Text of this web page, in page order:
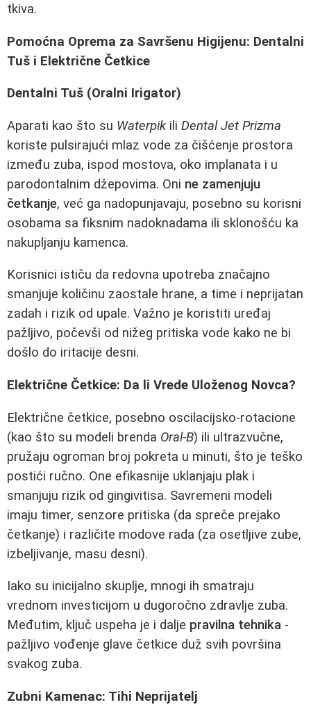
tkiva.
Pomoćna Oprema za Savršenu Higijenu: Dentalni
Tuš i Električne Četkice
Dentalni Tuš (Oralni Irigator)
Aparati kao što su Waterpikili Dental Jet Prizma
koriste pulsirajući mlaz vode za čišćenje prostora
između zuba, ispod mostova, oko implanata i u
parodontalnim džepovima. Oni ne zamenjuju
četkanje, već ga nadopunjavaju, posebno su korisni
osobama sa fiksnim nadoknadama ili sklonošću ka
nakupljanju kamenca.
Korisnici ističu da redovna upotreba značajno
smanjuje količinu zaostale hrane, a time i neprijatan
zadah i rizik od upale. Važno je koristiti uređaj
pažljivo, počevši od nižeg pritiska vode kako ne bi
došlo do iritacije desni.
Električne Četkice: Da li Vrede Uloženog Novca?
Električne četkice, posebno oscilacijsko-rotacione
(kao što su modeli brenda Oral-B) ili ultrazvučne,
pružaju ogroman broj pokreta u minuti, što je teško
postići ručno. One efikasnije uklanjaju plak i
smanjuju rizik od gingivitisa. Savremeni modeli
imaju timer, senzore pritiska (da spreče prejako
četkanje) i različite modove rada (za osetljive zube,
izbeljivanje, masu desni).
Iako su inicijalno skuplje, mnogi ih smatraju
vrednom investicijom u dugoročno zdravlje zuba.
Međutim, ključ uspeha je i dalje pravilna tehnika -
pažljivo vođenje glave četkice duž svih površina
svakog zuba.
Zubni Kamenac: Tihi Neprijatelj